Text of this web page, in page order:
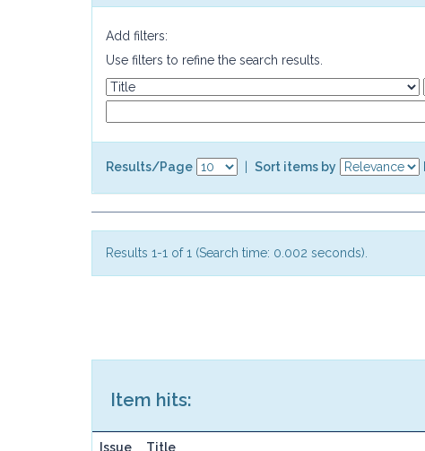
Add filters:
Use filters to refine the search results.
Results/Page Sort items by
Results 1-1 of 1 (Search time: 0.002 seconds).
Item hits:
Issue Title